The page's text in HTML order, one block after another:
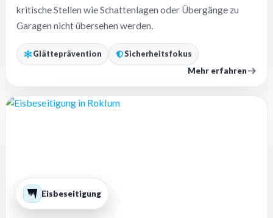
kritische Stellen wie Schattenlagen oder Übergänge zu
Garagen nicht übersehen werden.
Glätteprävention Sicherheitsfokus
Mehr erfahren
Eisbeseitigung